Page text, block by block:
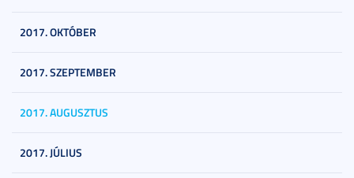
2017. OKTÓBER
2017. SZEPTEMBER
2017. AUGUSZTUS
2017. JÚLIUS